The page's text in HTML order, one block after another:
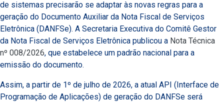
de sistemas precisarão se adaptar às novas regras para a
geração do Documento Auxiliar da Nota Fiscal de Serviços
Eletrônica (DANFSe). A Secretaria Executiva do Comitê Gestor
da Nota Fiscal de Serviços Eletrônica publicou a Nota Técnica
nº 008/2026, que estabelece um padrão nacional para a
emissão do documento.
Assim, a partir de 1º de julho de 2026, a atual API (Interface de
Programação de Aplicações) de geração do DANFSe será